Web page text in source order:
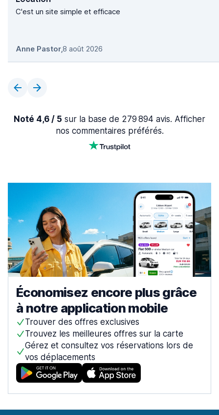
C'est un site simple et efficace
Anne Pastor,8 août 2026
Noté 4,6 / 5 sur la base de 279 894 avis. Afficher
nos commentaires préférés.
Économisez encore plus grâce
à notre application mobile
Trouver des offres exclusives
Trouvez les meilleures offres sur la carte
Gérez et consultez vos réservations lors de
vos déplacements